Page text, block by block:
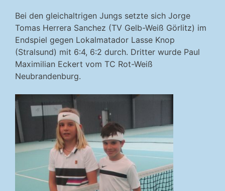
Bei den gleichaltrigen Jungs setzte sich Jorge
Tomas Herrera Sanchez (TV Gelb-Weiß Görlitz) im
Endspiel gegen Lokalmatador Lasse Knop
(Stralsund) mit 6:4, 6:2 durch. Dritter wurde Paul
Maximilian Eckert vom TC Rot-Weiß
Neubrandenburg.